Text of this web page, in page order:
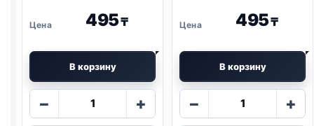
495₸
В корзину
−
Количество
+
495₸
В корзину
−
Количество
+